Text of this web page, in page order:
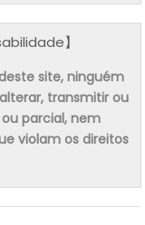
】
site, ninguém
transmitir ou
parcial, nem
violam os direitos